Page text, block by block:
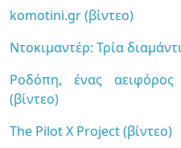
komotini.gr (βίντεο)
Ντοκιμαντέρ: Τρία
Ροδόπη, ένας αειφόρος
(βίντεο)
The Pilot X Project (βίντεο)